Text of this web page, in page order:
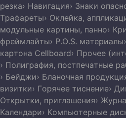
резка› Навигация› Знаки
Трафареты› Оклейка,
модульные картины, панно›
фреймлайты› P.O.S. материалы
картона Cellboard› Прочее
› Полиграфия, постпечатные
› Бейджи› Бланочная
визитки› Горячее тиснение›
Открытки, приглашения›
Календари› Компьютерные